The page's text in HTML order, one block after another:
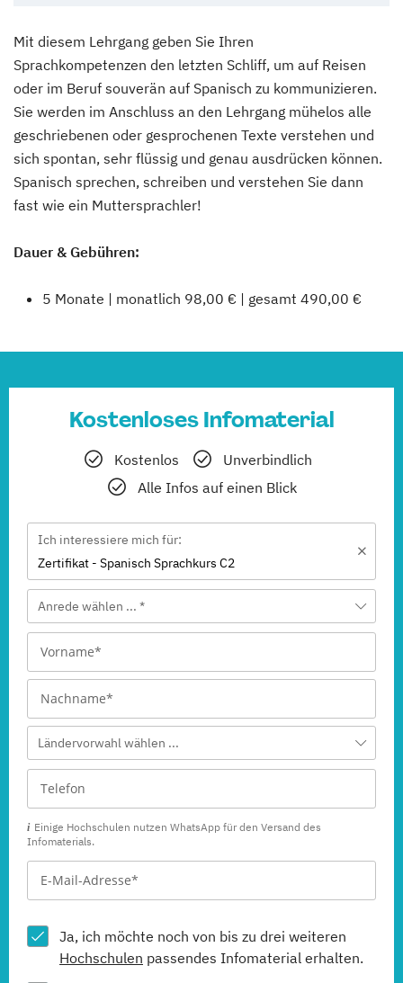
Mit diesem Lehrgang geben Sie Ihren
Sprachkompetenzen den letzten Schliff, um auf Reisen
oder im Beruf souverän auf Spanisch zu kommunizieren.
Sie werden im Anschluss an den Lehrgang mühelos alle
geschriebenen oder gesprochenen Texte verstehen und
sich spontan, sehr flüssig und genau ausdrücken können.
Spanisch sprechen, schreiben und verstehen Sie dann
fast wie ein Muttersprachler!
Dauer & Gebühren:
5 Monate | monatlich 98,00 € | gesamt 490,00 €
Kostenloses Infomaterial
Kostenlos
Unverbindlich
Alle Infos auf einen Blick
Ich interessiere mich für:
Zertifikat - Spanisch Sprachkurs C2
Anrede wählen ... *
Ländervorwahl wählen ...
Einige Hochschulen nutzen WhatsApp für den Versand des
Infomaterials.
Ja, ich möchte noch von bis zu drei weiteren
Hochschulen passendes Infomaterial erhalten.